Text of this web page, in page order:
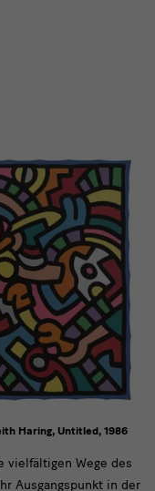
vielfältigen Wege des
Ausgangspunkt in der
Haring, Untitled, 1986